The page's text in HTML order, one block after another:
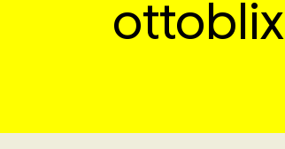
ottoblix